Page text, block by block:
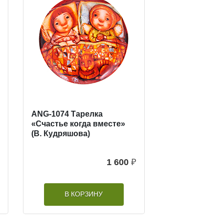
ANG-1074 Тарелка
«Счастье когда вместе»
(В. Кудряшова)
1 600 ₽
В КОРЗИНУ